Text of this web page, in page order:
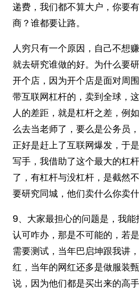
递费，我们都不算大户，你要
商？谁都要让路。
人穷只有一个原因，自己不想
就去研究谁做的好。为什么要
开个店，因为开个店是面对周
带互联网杠杆的，卖到全球，
人的差距，就是杠杆之差，例
么去当老师了，要么是公务员
正好是赶上了互联网爆发，于
写手，我借助了这个最大的杠
了，有杠杆与没杠杆，是截然
要研究同城，他们卖什么你卖
9、大家最担心的问题是，我
认可咋办，那是不可能的，若
需要测试，当年巴启坤跟我讲
红，当年的网红还多是做服装
说，因为他们都是买出来的高